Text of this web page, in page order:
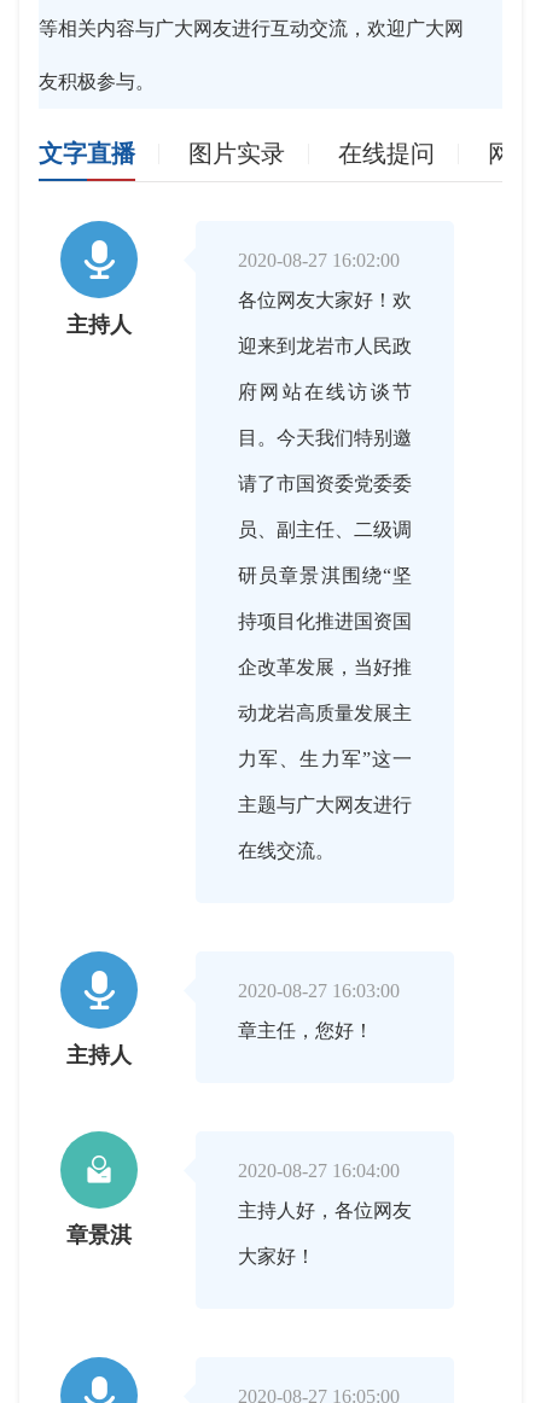
等相关内容与广大网友进行互动交流，欢迎广大网
友积极参与。
文字直播 图片实录 在线提问 网

主持人
2020-08-27 16:02:00
各位网友大家好！欢
迎来到龙岩市人民政
府网站在线访谈节
目。今天我们特别邀
请了市国资委党委委
员、副主任、二级调
研员章景淇围绕“坚
持项目化推进国资国
企改革发展，当好推
动龙岩高质量发展主
力军、生力军”这一
主题与广大网友进行
在线交流。

主持人
2020-08-27 16:03:00
章主任，您好！

章景淇
2020-08-27 16:04:00
主持人好，各位网友
大家好！
2020-08-27 16:05:00